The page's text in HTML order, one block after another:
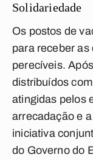
Solidariedade
Os postos de
para receber
perecíveis.
distribuídos
atingidas pelos
arrecadação e
iniciativa
do Governo do